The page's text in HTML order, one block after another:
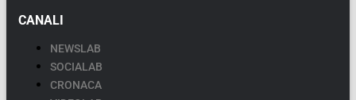
CANALI
NEWSLAB
SOCIALAB
CRONACA